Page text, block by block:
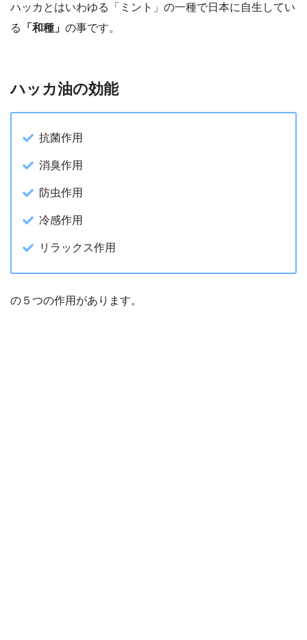
ハッカとはいわゆる「ミント」の一種で日本に自生してい
る
「和種」 の事です。
ハッカ油の効能
抗菌作用
消臭作用
防虫作用
冷感作用
リラックス作用
の５つの作用があります。